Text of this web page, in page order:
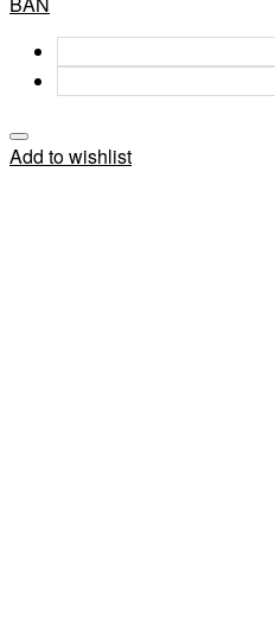
Add to wishlist